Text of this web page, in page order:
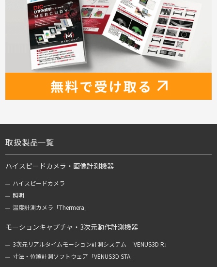
取扱製品一覧
ハイスピードカメラ・画像計測機器
ハイスピードカメラ
照明
温度計測カメラ「Thermera」
モーションキャプチャ・3次元動作計測機器
3次元リアルタイムモーション計測システム 「VENUS3D R」
寸法・位置計測ソフトウェア「VENUS3D STA」